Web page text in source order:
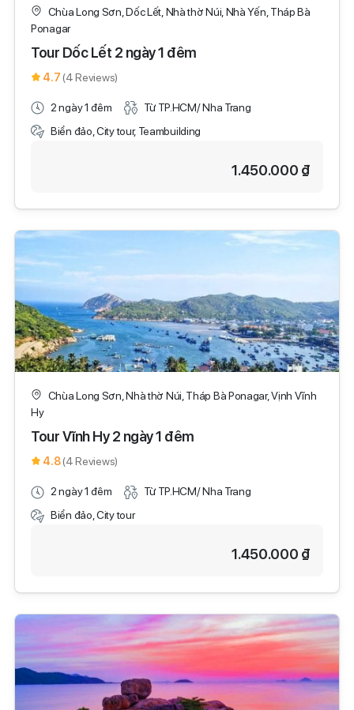
Chùa Long Sơn, Dốc Lết, Nhà thờ Núi, Nhà Yến, Tháp Bà
Ponagar
Tour Dốc Lết 2 ngày 1 đêm
4.7 (4 Reviews)
2 ngày 1 đêm
Từ TP.HCM/ Nha Trang
Biển đảo, City tour, Teambuilding
1.450.000 ₫
Chùa Long Sơn, Nhà thờ Núi, Tháp Bà Ponagar, Vịnh Vĩnh
Hy
Tour Vĩnh Hy 2 ngày 1 đêm
4.8(4 Reviews)
2 ngày 1 đêm
Từ TP.HCM/ Nha Trang
Biển đảo, City tour
1.450.000 ₫